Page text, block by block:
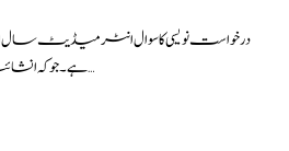
درخواست نویسی کا سوال انٹرمیڈیٹ سال
ہے۔جو کہ انشائیہ حصہ میں آتا ہے۔اس …